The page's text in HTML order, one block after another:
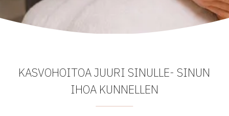
KASVOHOITOA JUURI SINULLE- SINUN
IHOA KUNNELLEN